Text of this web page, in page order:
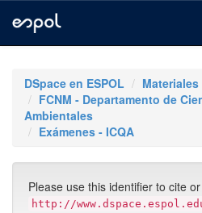
navigationDSpace en ESPOL
FCNM - Departamento de
Ambientales
Exámenes - ICQA
Please use this identifier to cite
http://